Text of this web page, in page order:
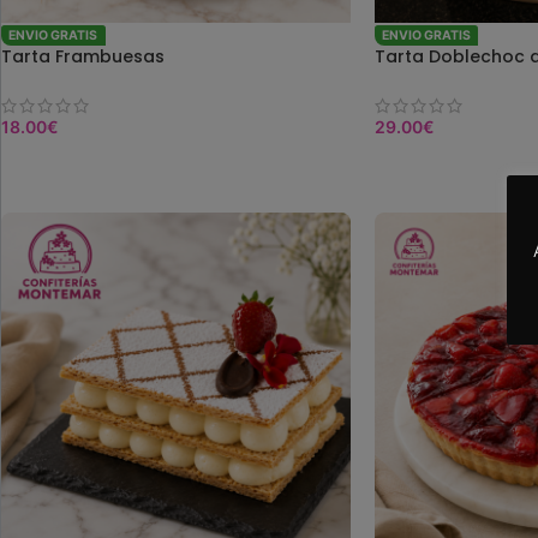
ENVIO GRATIS
Tarta Frambuesas
18.00€
ENVIO GRATIS
Tarta Doblechoc
29.00€